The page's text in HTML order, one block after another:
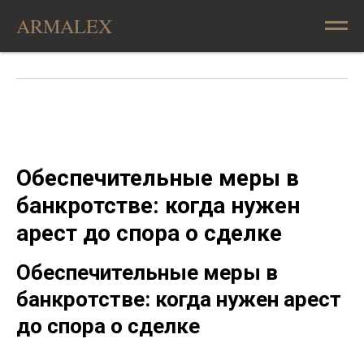
ARMALEX
Обеспечительные меры в
банкротстве: когда нужен
арест до спора о сделке
Обеспечительные меры в
банкротстве: когда нужен арест
до спора о сделке